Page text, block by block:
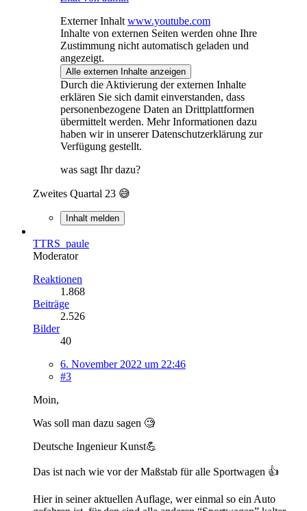
Externer Inhalt www.youtube.com
Inhalte von externen Seiten werden ohne Ihre
Zustimmung nicht automatisch geladen und
angezeigt.
Alle externen Inhalte anzeigen
Durch die Aktivierung der externen Inhalte
erklären Sie sich damit einverstanden, dass
personenbezogene Daten an Drittplattformen
übermittelt werden. Mehr Informationen dazu
haben wir in unserer Datenschutzerklärung zur
Verfügung gestellt.
was sagt Ihr dazu?
Zweites Quartal 23 😅
Inhalt melden
TTRS_paule
Moderator
Reaktionen
1.868
Beiträge
2.526
Bilder
40
6. November 2022 um 22:46
#3
Moin,
Was soll man dazu sagen 🧐
Deutsche Ingenieur Kunst💪
Das ist nach wie vor der Maßstab für alle Sportwagen 👍
Hier in seiner aktuellen Auflage, wer einmal so ein Auto